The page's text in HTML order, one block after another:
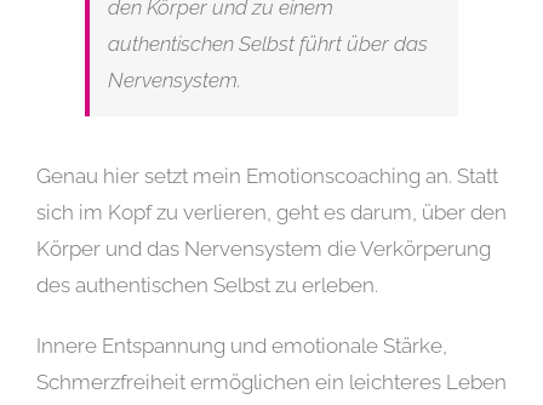
den Körper und zu einem
authentischen Selbst führt über das
Nervensystem.
Genau hier setzt mein Emotionscoaching an. Statt
sich im Kopf zu verlieren, geht es darum, über den
Körper und das Nervensystem die Verkörperung
des authentischen Selbst zu erleben.
Innere Entspannung und emotionale Stärke,
Schmerzfreiheit ermöglichen ein leichteres Leben